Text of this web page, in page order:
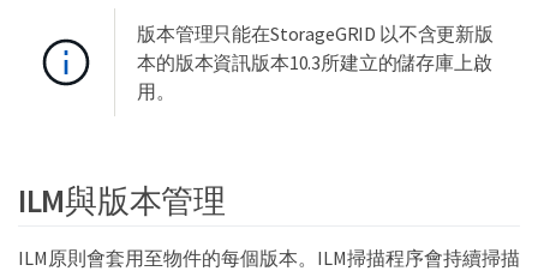
版本管理只能在StorageGRID 以不含更新版
本的版本資訊版本10.3所建立的儲存庫上啟
用。
ILM與版本管理
ILM原則會套用至物件的每個版本。ILM掃描程序會持續掃描